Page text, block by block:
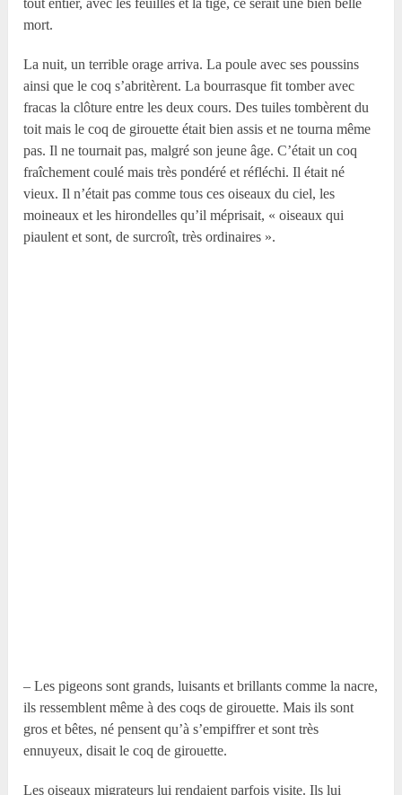
tout entier, avec les feuilles et la tige, ce serait une bien belle
mort.
La nuit, un terrible orage arriva. La poule avec ses poussins
ainsi que le coq s’abritèrent. La bourrasque fit tomber avec
fracas la clôture entre les deux cours. Des tuiles tombèrent du
toit mais le coq de girouette était bien assis et ne tourna même
pas. Il ne tournait pas, malgré son jeune âge. C’était un coq
fraîchement coulé mais très pondéré et réfléchi. Il était né
vieux. Il n’était pas comme tous ces oiseaux du ciel, les
moineaux et les hirondelles qu’il méprisait, « oiseaux qui
piaulent et sont, de surcroît, très ordinaires ».
– Les pigeons sont grands, luisants et brillants comme la nacre,
ils ressemblent même à des coqs de girouette. Mais ils sont
gros et bêtes, né pensent qu’à s’empiffrer et sont très
ennuyeux, disait le coq de girouette.
Les oiseaux migrateurs lui rendaient parfois visite. Ils lui